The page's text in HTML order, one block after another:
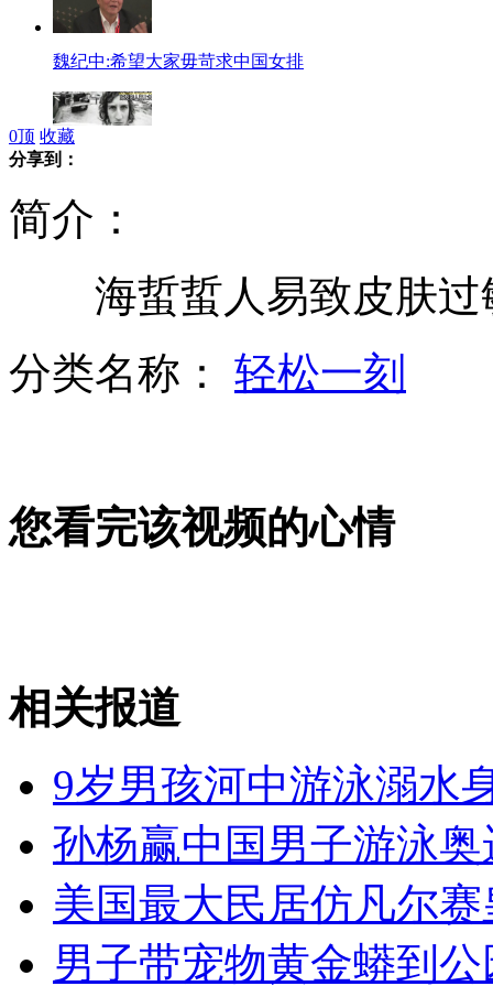
魏纪中:希望大家毋苛求中国女排
庐山景区内兴建豪华别墅惹争议
朝鲜持续暴雨已致88人死亡
山西运城恶犬咬伤多人 警民合力深夜将其击毙
女孩北京地铁殴打老人 痛下狠手拳打脚踢
0顶 收藏
分享到：
简介：
海蜇蜇人易致皮肤过
分类名称： 轻松一刻
您看完该视频的心情
相关报道
9岁男孩河中游泳溺水
孙杨赢中国男子游泳
美国最大民居仿凡尔
男子带宠物黄金蟒到